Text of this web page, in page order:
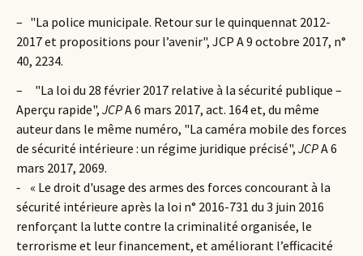
– "La police municipale. Retour sur le quinquennat 2012-
2017 et propositions pour l’avenir", JCP A 9 octobre 2017, n°
40, 2234.
– "La loi du 28 février 2017 relative à la sécurité publique –
Aperçu rapide", JCPA 6 mars 2017, act. 164 et, du même
auteur dans le même numéro, "La caméra mobile des forces
de sécurité intérieure : un régime juridique précisé", JCPA 6
mars 2017, 2069.
⁃ « Le droit d'usage des armes des forces concourant à la
sécurité intérieure après la loi n° 2016-731 du 3 juin 2016
renforçant la lutte contre la criminalité organisée, le
terrorisme et leur financement, et améliorant l’efficacité